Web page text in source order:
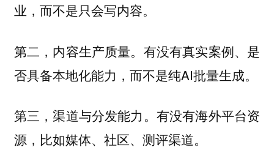
业，而不是只会写内容。
第二，内容生产质量。有没有真实案例、是
否具备本地化能力，而不是纯AI批量生成。
第三，渠道与分发能力。有没有海外平台资
源，比如媒体、社区、测评渠道。